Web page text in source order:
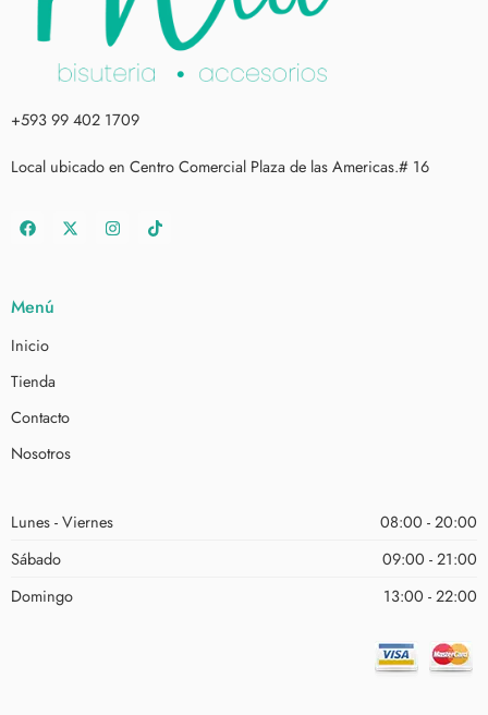
+593 99 402 1709
Local ubicado en Centro Comercial Plaza de las Americas.# 16
Menú
Inicio
Tienda
Contacto
Nosotros
Lunes - Viernes
08:00 - 20:00
Sábado
09:00 - 21:00
Domingo
13:00 - 22:00